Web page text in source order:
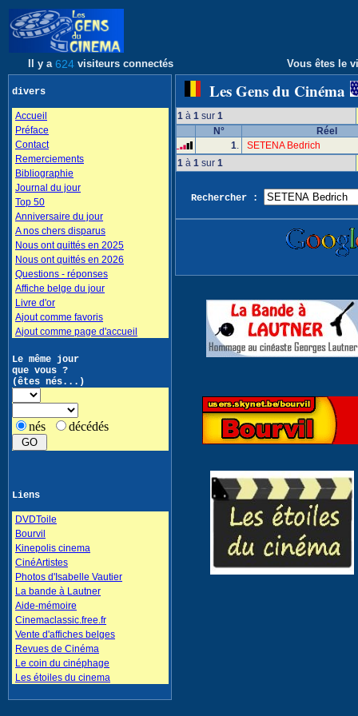
Il y a 624 visiteurs connectés Vous êtes le
divers
Accueil
Préface
Contact
Remerciements
Bibliographie
Journal du jour
Top 50
Anniversaire du jour
A nos chers disparus
Nous ont quittés en 2025
Nous ont quittés en 2026
Questions - réponses
Affiche belge du jour
Livre d'or
Ajout comme favoris
Ajout comme page d'accueil
Le même jour
que vous ?
(êtes nés...)
nés décédés
Liens
DVDToile
Bourvil
Kinepolis cinema
CinéArtistes
Photos d'Isabelle Vautier
La bande à Lautner
Aide-mémoire
Cinemaclassic.free.fr
Vente d'affiches belges
Revues de Cinéma
Le coin du cinéphage
Les étoiles du cinema
Les Gens du Cinéma
1 à 1 sur 1
N°
Réel
1.
SETENA Bedrich
1 à 1 sur 1
Rechercher :